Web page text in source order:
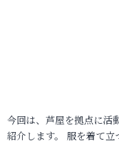
今回は、芦屋を拠点に活
紹介します。 服を着て